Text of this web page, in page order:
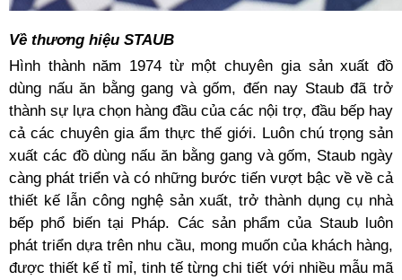
Về thương hiệu STAUB
Hình thành năm 1974 từ một chuyên gia sản xuất đồ
dùng nấu ăn bằng gang và gốm, đến nay Staub đã trở
thành sự lựa chọn hàng đầu của các nội trợ, đầu bếp hay
cả các chuyên gia ẩm thực thế giới. Luôn chú trọng sản
xuất các đồ dùng nấu ăn bằng gang và gốm, Staub ngày
càng phát triển và có những bước tiến vượt bậc về về cả
thiết kế lẫn công nghệ sản xuất, trở thành dụng cụ nhà
bếp phổ biến tại Pháp. Các sản phẩm của Staub luôn
phát triển dựa trên nhu cầu, mong muốn của khách hàng,
được thiết kế tỉ mỉ, tinh tế từng chi tiết với nhiều mẫu mã